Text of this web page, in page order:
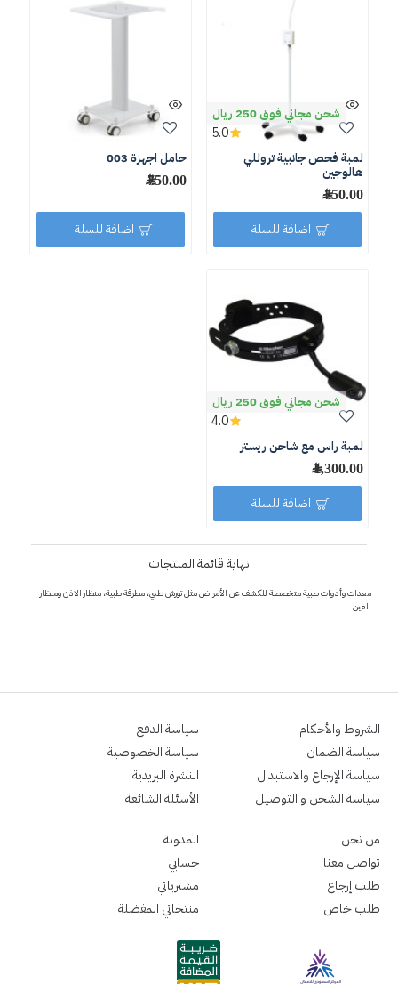
معدات وأدوات طبية متخصصة للكشف عن الأمراض مثل تورش طبي، مطرقة طبية، منظار الاذن ومنظار
العين.
شحن مجاني فوق 250 ريال
لمبة فحص جانبية تروللي
هالوجين
750.00 ﷼
5.0
اضافة للسلة
حامل اجهزة 003
750.00 ﷼
اضافة للسلة
شحن مجاني فوق 250 ريال
لمبة راس مع شاحن ريستر
1,300.00 ﷼
4.0
اضافة للسلة
نهاية قائمة المنتجات
الشروط والأحكام
سياسة الضمان
سياسة الإرجاع والاستبدال
سياسة الشحن و التوصيل
سياسة الدفع
سياسة الخصوصية
النشرة البريدية
الأسئلة الشائعة
من نحن
تواصل معنا
طلب إرجاع
طلب خاص
المدونة
حسابي
مشترياتي
منتجاتي المفضلة